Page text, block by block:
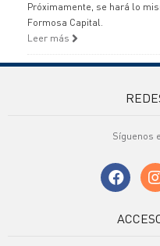
Próximamente, se hará lo
Formosa Capital.
Leer más
Síguenos